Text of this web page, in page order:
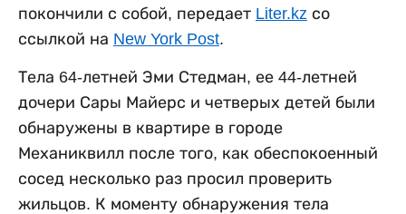
покончили с собой, передает Liter.kz со
ссылкой на New York Post.
Тела 64-летней Эми Стедман, ее 44-летней
дочери Сары Майерс и четверых детей были
обнаружены в квартире в городе
Механиквилл после того, как обеспокоенный
сосед несколько раз просил проверить
жильцов. К моменту обнаружения тела